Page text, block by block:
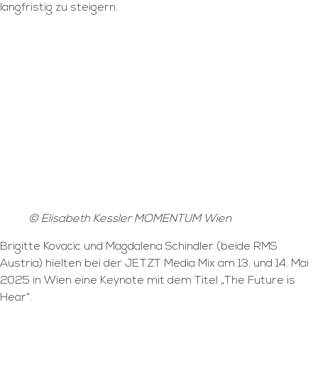
langfristig zu steigern.
© Elisabeth Kessler MOMENTUM Wien
Brigitte Kovacic und Magdalena Schindler (beide RMS
Austria) hielten bei der JETZT Media Mix am 13. und 14. Mai
2025 in Wien eine Keynote mit dem Titel „The Future is
Hear“.